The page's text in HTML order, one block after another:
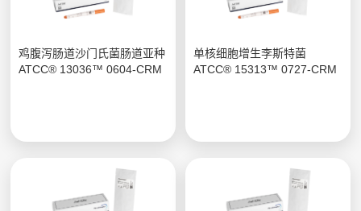
鸡腹泻肠道沙门氏菌肠道亚种
ATCC® 13036™ 0604-CRM
单核细胞增生李斯特菌
ATCC® 15313™ 0727-CRM